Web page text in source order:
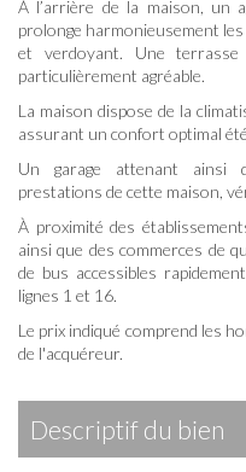
À l’arrière de la maison, un
prolonge harmonieusement
et verdoyant. Une terrasse
particulièrement agréable.
La maison dispose de la
assurant un confort optimal
Un garage attenant ainsi
prestations de cette maison,
À proximité des
ainsi que des commerces de
de bus accessibles
lignes 1 et 16.
Le prix indiqué comprend les
de l'acquéreur.
descriptif du bien